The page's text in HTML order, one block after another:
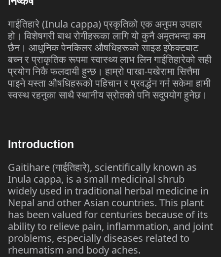
गाईतिहारे (Inula cappa) प्रकृतिको एक अनुपम उपहार
हो। विशेषगरी बाथ रोगीहरूका लागि यो कुनै अमृतभन्दा कम
छैन। आधुनिक पेनकिलर औषधिहरूको साइड इफेक्टबाट
बच्न र प्राकृतिक रूपमा स्वास्थ्य लाभ लिन गाईतिहारेको सही
प्रयोग निकै फलदायी हुन्छ। हाम्रो पाखा-पखेरामा सित्तैमा
पाइने यस्ता औषधिहरूको पहिचान र प्रवर्द्धन गर्न सकेमा हामी
स्वस्थ रहनुका साथै स्थानीय स्रोतको पनि सदुपयोग हुनेछ।
Introduction
Gaitihare (गाईतिहारे), scientifically known as
Inula cappa, is a small medicinal shrub
widely used in traditional herbal medicine in
Nepal and other Asian countries. This plant
has been valued for centuries because of its
ability to relieve pain, inflammation, and joint
problems, especially diseases related to
rheumatism and body aches.